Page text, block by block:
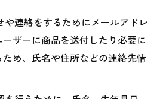
や連絡をするためにメールアドレ
ザーに商品を送付したり必要に
め、氏名や住所などの連絡先情